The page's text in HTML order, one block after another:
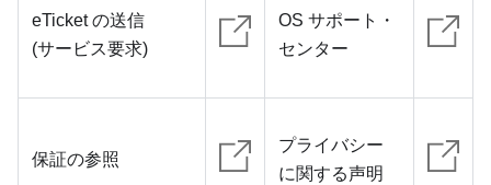
eTicket の送信
(サービス要求)
OS サポート・
センター
保証の参照
プライバシー
に関する声明